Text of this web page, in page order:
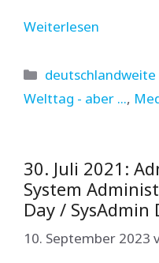
Weiterlesen
Kategorien
deutschlandweite
Welttag - aber ...,
30. Juli 2021:
System
Day / SysAdmin
10. September 2023